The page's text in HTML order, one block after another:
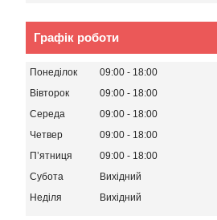
Графік роботи
Понеділок 09:00
18:00
Вівторок
09:00
18:00
Середа
09:00
18:00
Четвер
09:00
18:00
Пʼятниця
09:00
18:00
Субота
Вихідний
Неділя
Вихідний